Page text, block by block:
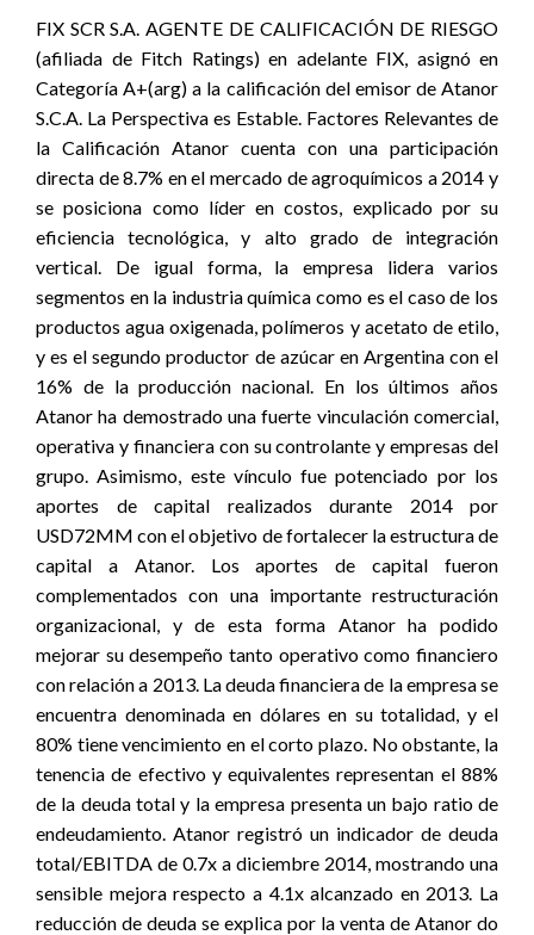
FIX SCR S.A. AGENTE DE CALIFICACIÓN DE RIESGO
(afiliada de Fitch Ratings) en adelante FIX, asignó en
Categoría A+(arg) a la calificación del emisor de Atanor
S.C.A. La Perspectiva es Estable. Factores Relevantes de
la Calificación Atanor cuenta con una participación
directa de 8.7% en el mercado de agroquímicos a 2014 y
se posiciona como líder en costos, explicado por su
eficiencia tecnológica, y alto grado de integración
vertical. De igual forma, la empresa lidera varios
segmentos en la industria química como es el caso de los
productos agua oxigenada, polímeros y acetato de etilo,
y es el segundo productor de azúcar en Argentina con el
16% de la producción nacional. En los últimos años
Atanor ha demostrado una fuerte vinculación comercial,
operativa y financiera con su controlante y empresas del
grupo. Asimismo, este vínculo fue potenciado por los
aportes de capital realizados durante 2014 por
USD72MM con el objetivo de fortalecer la estructura de
capital a Atanor. Los aportes de capital fueron
complementados con una importante restructuración
organizacional, y de esta forma Atanor ha podido
mejorar su desempeño tanto operativo como financiero
con relación a 2013. La deuda financiera de la empresa se
encuentra denominada en dólares en su totalidad, y el
80% tiene vencimiento en el corto plazo. No obstante, la
tenencia de efectivo y equivalentes representan el 88%
de la deuda total y la empresa presenta un bajo ratio de
endeudamiento. Atanor registró un indicador de deuda
total/EBITDA de 0.7x a diciembre 2014, mostrando una
sensible mejora respecto a 4.1x alcanzado en 2013. La
reducción de deuda se explica por la venta de Atanor do